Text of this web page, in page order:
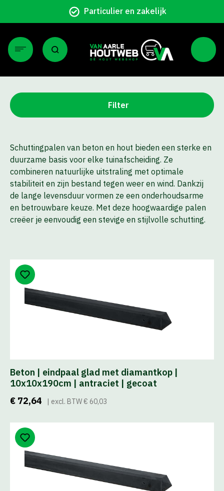
Particulier en zakelijk
Filter
Schuttingpalen van beton en hout bieden een sterke en
duurzame basis voor elke tuinafscheiding. Ze
combineren natuurlijke uitstraling met optimale
stabiliteit en zijn bestand tegen weer en wind. Dankzij
de lange levensduur vormen ze een onderhoudsarme
en betrouwbare keuze. Met deze hoogwaardige palen
creëer je eenvoudig een stevige en stijlvolle schutting.
Beton | eindpaal glad met diamantkop |
10x10x190cm | antraciet | gecoat
€ 72,64
| excl. BTW € 60,03